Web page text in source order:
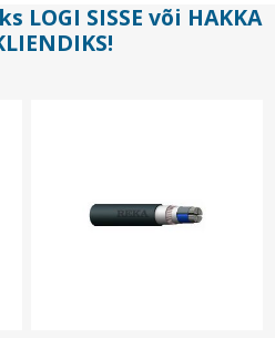
LOGI SISSE või HAKKA
!